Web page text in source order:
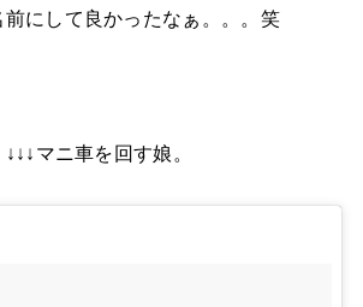
前にして良かったなぁ。。。笑
↓↓↓マニ車を回す娘。